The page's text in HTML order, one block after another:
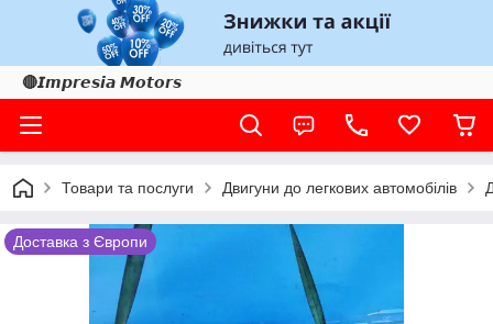
🔴𝙄𝙢𝙥𝙧𝙚𝙨𝙞𝙖 𝙈𝙤𝙩𝙤𝙧𝙨
Товари та послуги Двигуни до легкових автомобілів
Доставка з Європи